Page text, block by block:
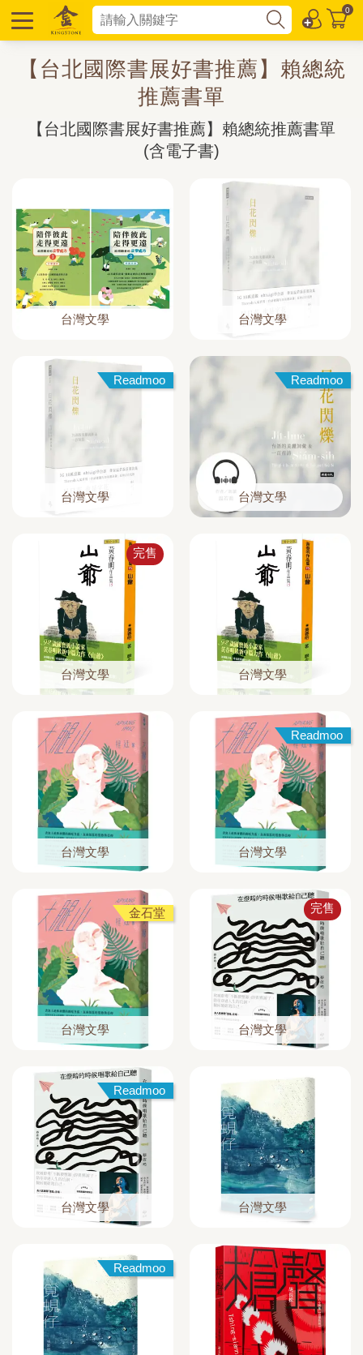
0
【台北國際書展好書推薦】賴總統
推薦書單
【台北國際書展好書推薦】賴總統推薦書單
(含電子書)
台灣文學 台灣文學
Readmoo
台灣文學
Readmoo
台灣文學
完售
台灣文學 台灣文學
台灣文學
Readmoo
台灣文學
金石堂
台灣文學
完售
台灣文學
Readmoo
台灣文學 台灣文學
Readmoo